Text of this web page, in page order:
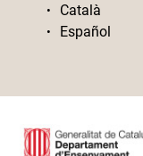
Català
Español